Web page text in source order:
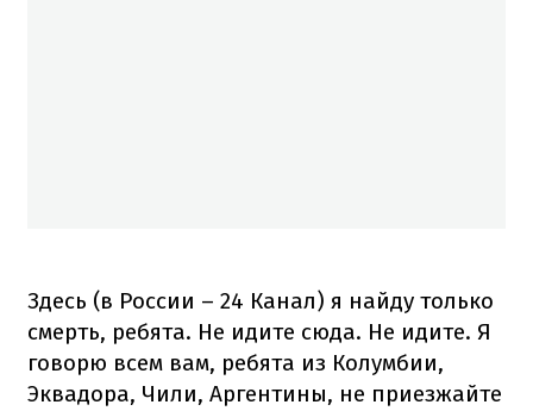
Здесь (в России – 24 Канал) я найду только
смерть, ребята. Не идите сюда. Не идите. Я
говорю всем вам, ребята из Колумбии,
Эквадора, Чили, Аргентины, не приезжайте